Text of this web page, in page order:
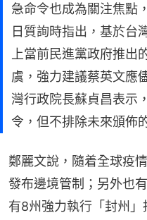
急命令也成為關注焦點
日質詢時指出，基於台
上當前民進黨政府推出
虞，強力建議蔡英文應
灣行政院長蘇貞昌表示
令，但不排除未來頒佈
鄭麗文說，隨着全球疫
發布邊境管制；另外也
有8州強力執行「封州